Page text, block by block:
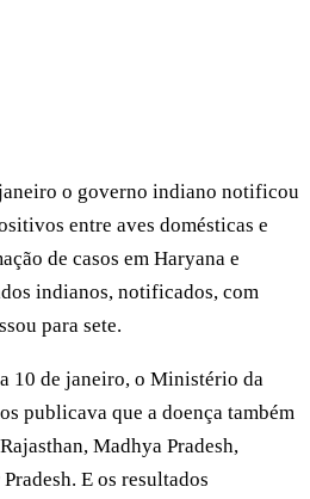
o governo indiano notificou
entre aves domésticas e
de casos em Haryana e
indianos, notificados, com
para sete.
10 de janeiro, o Ministério da
publicava que a doença também
Madhya Pradesh,
E os resultados